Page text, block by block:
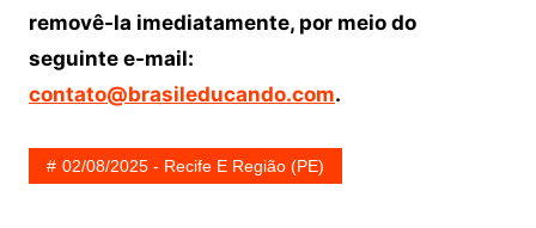
removê-la imediatamente, por meio do
seguinte e-mail:
contato@brasileducando.com.
02/08/2025 - Recife E Região (PE)